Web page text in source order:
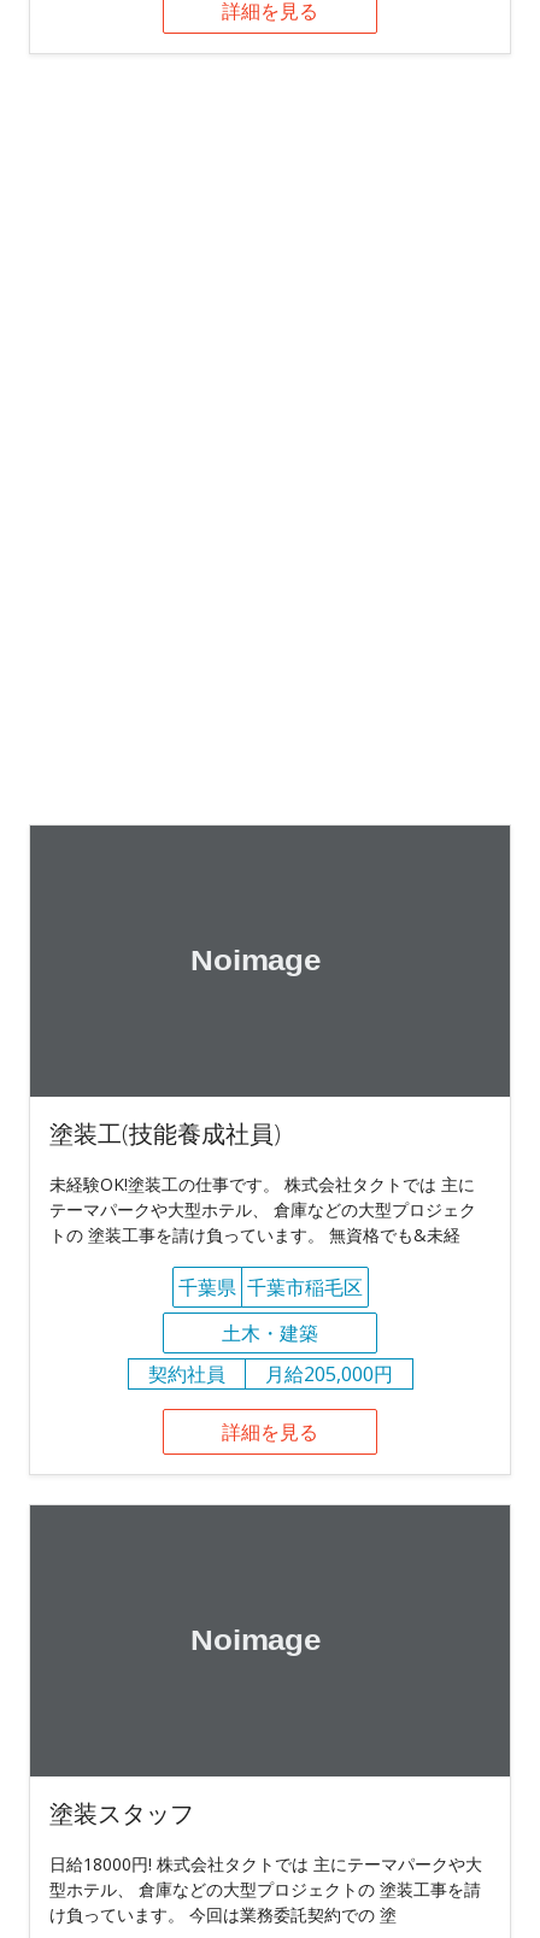
詳細を見る
塗装工(技能養成社員)
未経験OK!塗装工の仕事です。 株式会社タクトでは 主に
テーマパークや大型ホテル、 倉庫などの大型プロジェク
トの 塗装工事を請け負っています。 無資格でも&未経
千葉県 千葉市稲毛区
土木・建築
契約社員
月給205,000円
詳細を見る
塗装スタッフ
日給18000円! 株式会社タクトでは 主にテーマパークや大
型ホテル、 倉庫などの大型プロジェクトの 塗装工事を請
け負っています。 今回は業務委託契約での 塗